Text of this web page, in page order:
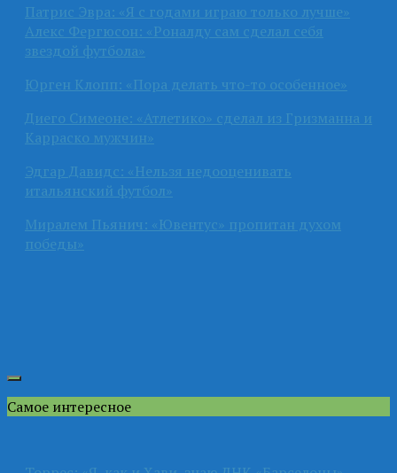
Патрис Эвра: «Я с годами играю только лучше»
Алекс Фергюсон: «Роналду сам сделал себя
звездой футбола»
Юрген Клопп: «Пора делать что-то особенное»
Диего Симеоне: «Атлетико» сделал из Гризманна и
Карраско мужчин»
Эдгар Давидс: «Нельзя недооценивать
итальянский футбол»
Миралем Пьянич: «Ювентус» пропитан духом
победы»
Самое интересное